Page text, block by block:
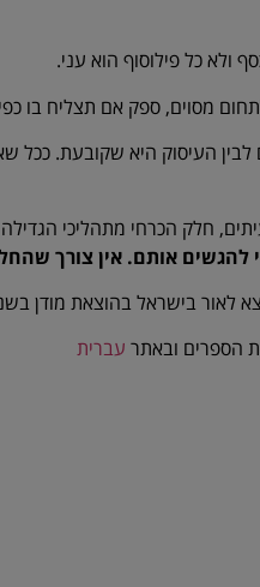
ולא כל פילוסוף הוא עני.
מסוים, ספק אם תצליח בו
העיסוק היא שקובעת. ככל
חלק הכרחי מתהליכי
להגשים אותם. אין צורך
וניצב ברשימת רבי המכר בישראל. הספר מופץ ברחבי העולם ותורגם עד כה ל-
הספרים ובאתר עברית